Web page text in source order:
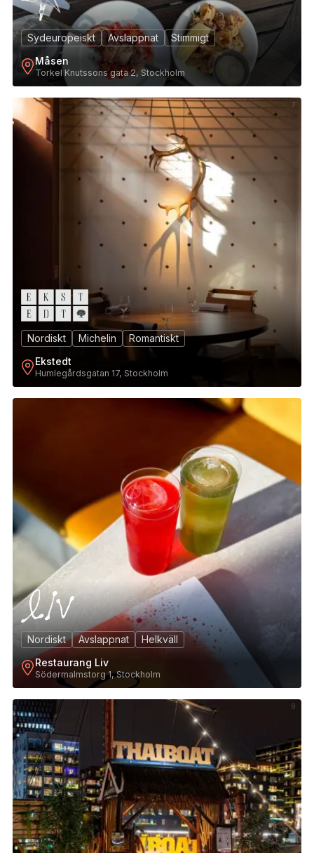
Sydeuropeiskt Avslappnat
Stimmigt
Måsen
Torkel Knutssons gata 2, Stockholm
7
Nordiskt Michelin
Romantiskt
Ekstedt
Humlegårdsgatan 17, Stockholm
8
Nordiskt Avslappnat
Helkväll
Restaurang Liv
Södermalmstorg 1, Stockholm
9